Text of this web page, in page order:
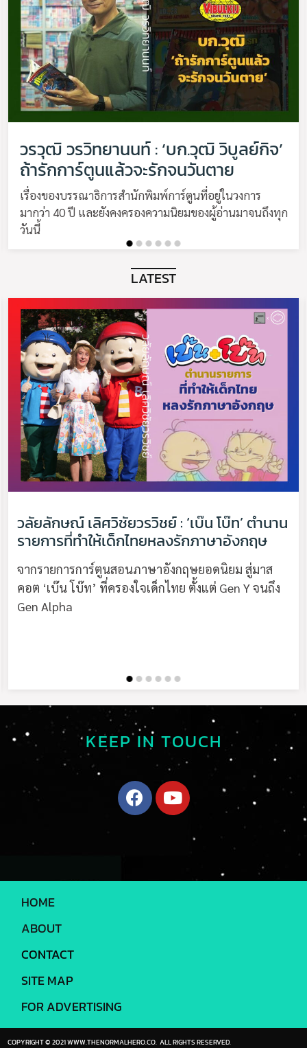
วรวุฒิ วรวิทยานนท์ : ‘บก.วุฒิ วิบูลย์กิจ’
ถ้ารักการ์ตูนแล้วจะรักจนวันตาย
เรื่องของบรรณาธิการสำนักพิมพ์การ์ตูนที่อยู่ในวงการ
มากว่า 40 ปี และยังคงครองความนิยมของผู้อ่านมาจนถึงทุก
วันนี้
LATEST
วลัยลักษณ์ เลิศวิชัยวรวิชย์ : ‘เบ๊น โบ๊ท’ ตำนาน
รายการที่ทำให้เด็กไทยหลงรักภาษาอังกฤษ
จากรายการการ์ตูนสอนภาษาอังกฤษยอดนิยม สู่มาส
คอต ‘เบ๊น โบ๊ท’ ที่ครองใจเด็กไทย ตั้งแต่ Gen Y จนถึง
Gen Alpha
KEEP IN TOUCH
HOME
ABOUT
CONTACT
SITE MAP
FOR ADVERTISING
COPYRIGHT © 2021 WWW.THENORMALHERO.CO. ALL RIGHTS RESERVED.